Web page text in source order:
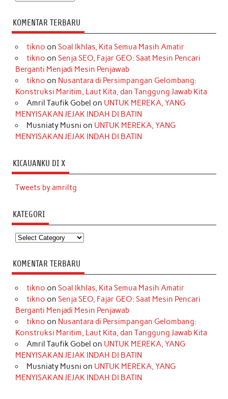
KOMENTAR TERBARU
tikno on Soal Ikhlas, Kita Semua Masih Amatir
tikno on Senja SEO, Fajar GEO: Saat Mesin Pencari
Berganti Menjadi Mesin Penjawab
tikno on Nusantara di Persimpangan Gelombang:
Konstruksi Maritim, Laut Kita, dan Tanggung Jawab Kita
Amril Taufik Gobel on UNTUK MEREKA, YANG
MENYISAKAN JEJAK INDAH DI BATIN
Musniaty Musni on UNTUK MEREKA, YANG
MENYISAKAN JEJAK INDAH DI BATIN
KICAUANKU DI X
Tweets by amriltg
KATEGORI
Kategori
KOMENTAR TERBARU
tikno on Soal Ikhlas, Kita Semua Masih Amatir
tikno on Senja SEO, Fajar GEO: Saat Mesin Pencari
Berganti Menjadi Mesin Penjawab
tikno on Nusantara di Persimpangan Gelombang:
Konstruksi Maritim, Laut Kita, dan Tanggung Jawab Kita
Amril Taufik Gobel on UNTUK MEREKA, YANG
MENYISAKAN JEJAK INDAH DI BATIN
Musniaty Musni on UNTUK MEREKA, YANG
MENYISAKAN JEJAK INDAH DI BATIN